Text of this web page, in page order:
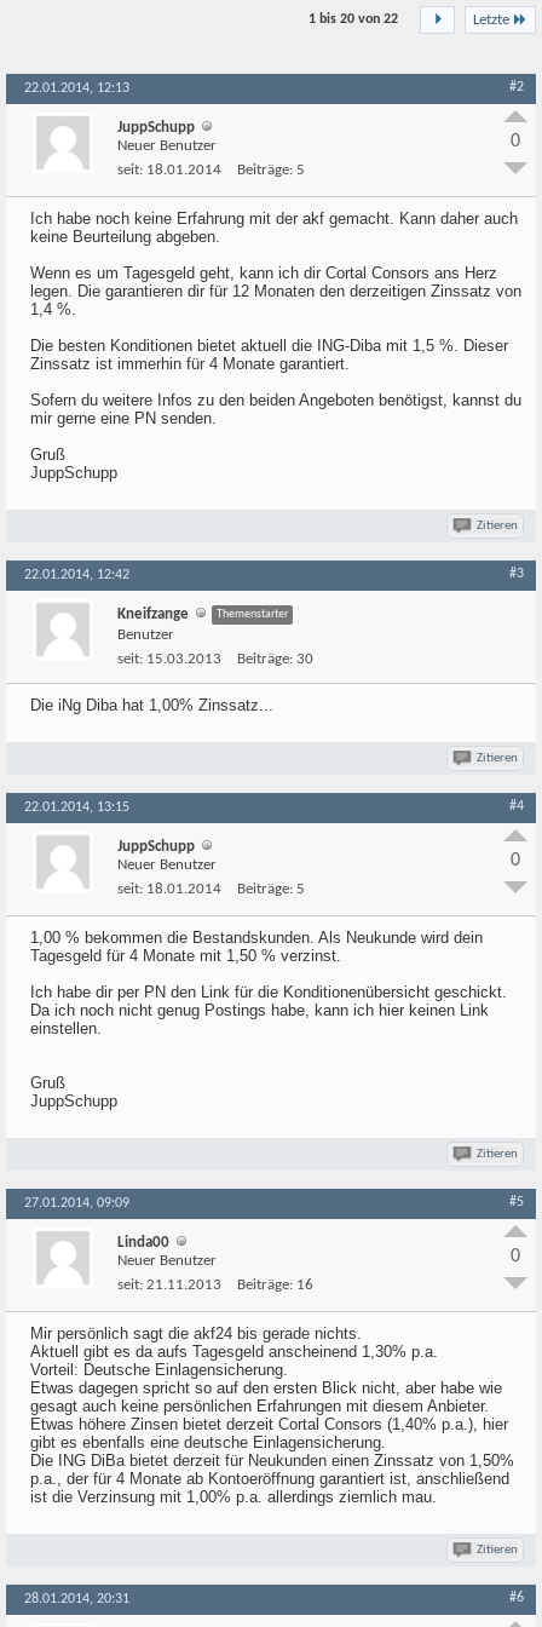
Letzte
1 bis 20 von 22
22.01.2014, 12:13 #2
JuppSchupp
Neuer Benutzer
seit: 18.01.2014 Beiträge: 5
0
Ich habe noch keine Erfahrung mit der akf gemacht. Kann daher auch
keine Beurteilung abgeben.
Wenn es um Tagesgeld geht, kann ich dir Cortal Consors ans Herz
legen. Die garantieren dir für 12 Monaten den derzeitigen Zinssatz von
1,4 %.
Die besten Konditionen bietet aktuell die ING-Diba mit 1,5 %. Dieser
Zinssatz ist immerhin für 4 Monate garantiert.
Sofern du weitere Infos zu den beiden Angeboten benötigst, kannst du
mir gerne eine PN senden.
Gruß
JuppSchupp
Zitieren
22.01.2014, 12:42 #3
Kneifzange Themenstarter
Benutzer
seit: 15.03.2013 Beiträge: 30
Die iNg Diba hat 1,00% Zinssatz...
Zitieren
22.01.2014, 13:15 #4
JuppSchupp
Neuer Benutzer
seit: 18.01.2014 Beiträge: 5
0
1,00 % bekommen die Bestandskunden. Als Neukunde wird dein
Tagesgeld für 4 Monate mit 1,50 % verzinst.
Ich habe dir per PN den Link für die Konditionenübersicht geschickt.
Da ich noch nicht genug Postings habe, kann ich hier keinen Link
einstellen.
Gruß
JuppSchupp
Zitieren
27.01.2014, 09:09 #5
Linda00
Neuer Benutzer
seit: 21.11.2013 Beiträge: 16
0
Mir persönlich sagt die akf24 bis gerade nichts.
Aktuell gibt es da aufs Tagesgeld anscheinend 1,30% p.a.
Vorteil: Deutsche Einlagensicherung.
Etwas dagegen spricht so auf den ersten Blick nicht, aber habe wie
gesagt auch keine persönlichen Erfahrungen mit diesem Anbieter.
Etwas höhere Zinsen bietet derzeit Cortal Consors (1,40% p.a.), hier
gibt es ebenfalls eine deutsche Einlagensicherung.
Die ING DiBa bietet derzeit für Neukunden einen Zinssatz von 1,50%
p.a., der für 4 Monate ab Kontoeröffnung garantiert ist, anschließend
ist die Verzinsung mit 1,00% p.a. allerdings ziemlich mau.
Zitieren
28.01.2014, 20:31 #6